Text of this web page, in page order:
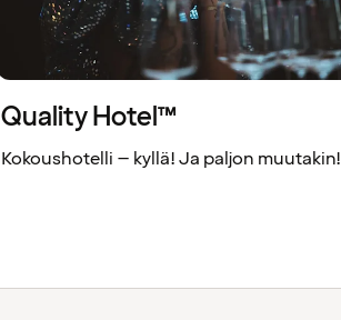
Quality Hotel™
Kokoushotelli – kyllä! Ja paljon muutakin!